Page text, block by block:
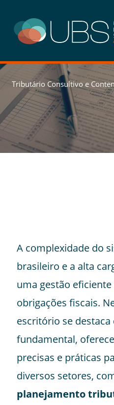
conteúdo
Tributário Consultivo e
A complexidade do
brasileiro e a alta
uma gestão
obrigações fiscais.
escritório se
fundamental,
precisas e práticas
diversos setores,
planejamento